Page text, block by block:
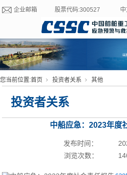
企业邮箱 股票代码:300527
您当前位置:首页 投资者关系 其他
投资者关系
中船应急：2023年度
发布时间：
浏览次数：